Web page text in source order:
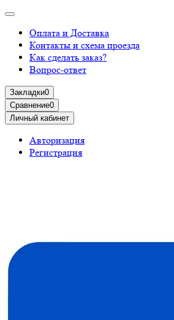
Оплата и Доставка
Контакты и схема проезда
Как сделать заказ?
Вопрос-ответ
Закладки0
Сравнение0
Личный кабинет
Авторизация
Регистрация